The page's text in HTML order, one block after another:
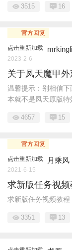
3515 16
官方回复
点击重新加载 mrkingli
2023-2-6
关于凤天魔甲外
温馨提示：别相信
本就不是凤天原版特
4657 15
官方回复
点击重新加载 月乘风
2021-6-15
求新版任务视频
求新版任务视频教
3351 13